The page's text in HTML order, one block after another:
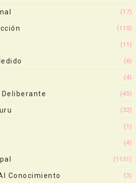
(17)
(110)
(11)
(6)
(4)
Deliberante (45)
(32)
(1)
(4)
(1131)
Conocimiento (3)